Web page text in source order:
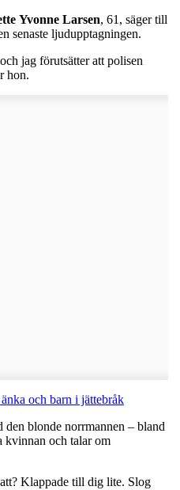
Yvonne Larsen, 61, säger till
senaste ljudupptagningen.
jag förutsätter att polisen
hon.
och barn i jättebråk
blonde norrmannen – bland
kvinnan och talar om
Klappade till dig lite. Slog